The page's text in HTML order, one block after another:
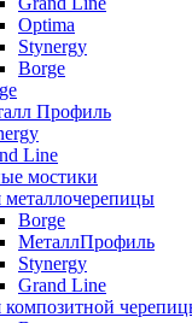
Optima
Stynergy
Borge
Профиль
Line
мостики
металлочерепицы
Borge
МеталлПрофиль
Stynergy
Grand Line
композитной